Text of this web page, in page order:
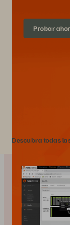
Probar
Trabajamos con los
Descubra todas